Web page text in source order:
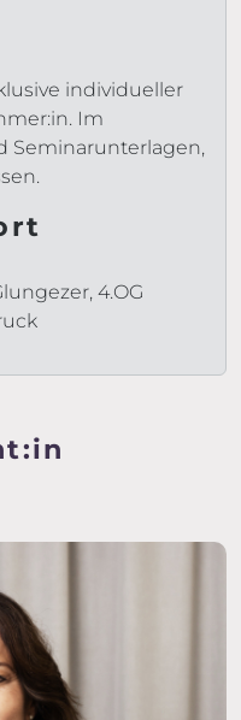
individueller
Im
Seminarunterlagen,
4.OG